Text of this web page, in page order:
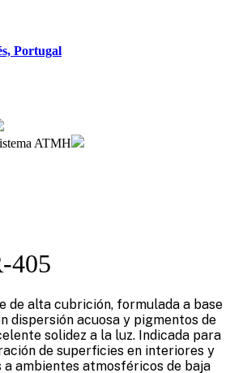
ATMH
405
de alta cubrición, formulada a base
dispersión acuosa y pigmentos de
solidez a la luz. Indicada para
de superficies en interiores y
ambientes atmosféricos de baja